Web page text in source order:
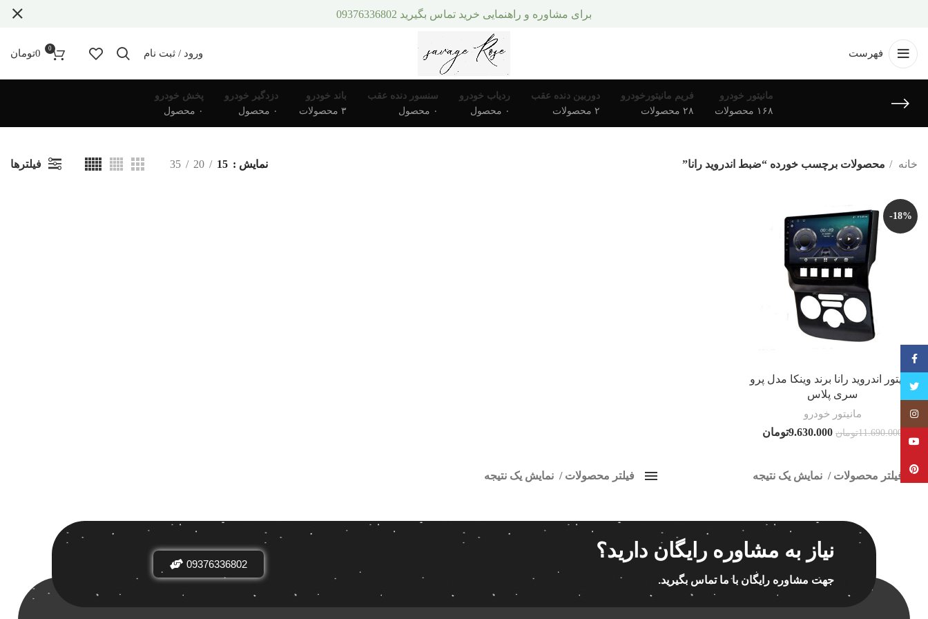
فهرست ورود / ثبت نام 0
0تومان
مانیتور خودرو
۱۶۸ محصولات
فریم مانیتورخودرو
۲۸ محصولات
دوربین دنده عقب
۲ محصولات
ردیاب خودرو
۰ محصول
سنسور دنده عقب
۰ محصول
باند خودرو
۳ محصولات
دزدگیر خودرو
۰ محصول
پخش خودرو
۰ محصول
خانه محصولات برچسب خورده “ضبط اندروید رانا” نمایش 15
20
35 فیلترها
-18%
مانیتور اندروید رانا برند وینکا مدل پرو
سری پلاس
مانیتور خودرو
11.690.000تومان 9.630.000تومان
فیلتر محصولات
نمایش یک نتیجه
فقط نمایش محصولات فروش فقط موجود در انبار
فیلتر محصولات نمایش یک نتیجه
قیمت گذاری مرتب سازی بر اساس
محبوبیت
نیاز به مشاوره رایگان دارید؟
جهت مشاوره رایگان با ما تماس بگیرید.
09376336802
برای مشاوره و راهنمایی خرید تماس بگیرید 09376336802
تویتر
Instagram
Pinterest